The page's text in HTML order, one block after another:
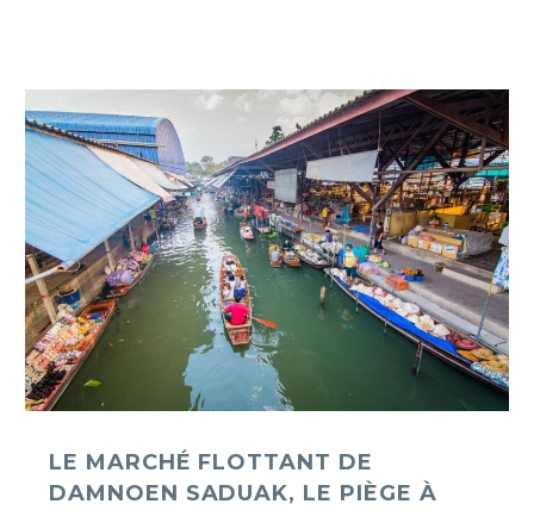
Le
marché
flottant
de
Damnoen
Saduak,
le
piège
à
touriste
?
LE MARCHÉ FLOTTANT DE
DAMNOEN SADUAK, LE PIÈGE À